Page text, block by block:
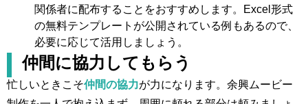
関係者に配布することをおすすめします。Excel形式
の無料テンプレートが公開されている例もあるので、
必要に応じて活用しましょう。
仲間に協力してもらう
忙しいときこそ仲間の協力が力になります。余興ムービー